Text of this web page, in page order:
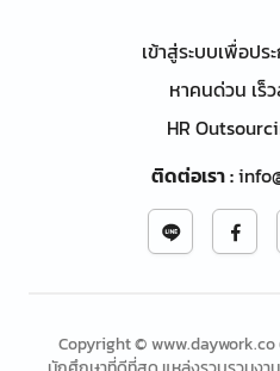
เข้าสู่ระบบเพื่อป
หาคนด่วน เร็
HR
ติดต่อเรา:
Copyright © www.daywork.co